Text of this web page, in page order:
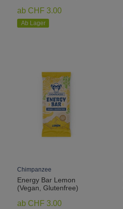
ab CHF 3.00
Ab Lager
Chimpanzee
Energy Bar Lemon
(Vegan, Glutenfree)
ab CHF 3.00